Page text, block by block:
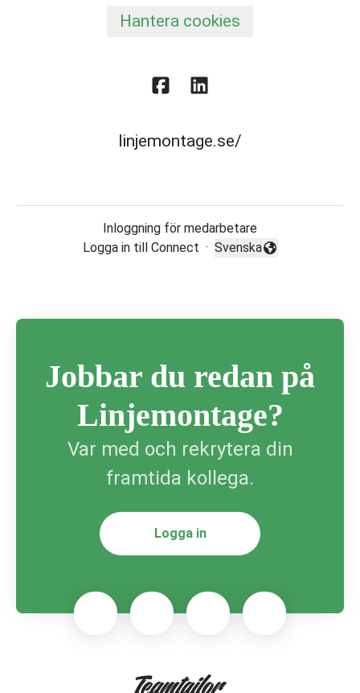
Hantera cookies
linjemontage.se/
Inloggning för medarbetare
Logga in till Connect ·
Byt språk
Svenska
Jobbar du redan på
Linjemontage?
Var med och rekrytera din
framtida kollega.
Logga in